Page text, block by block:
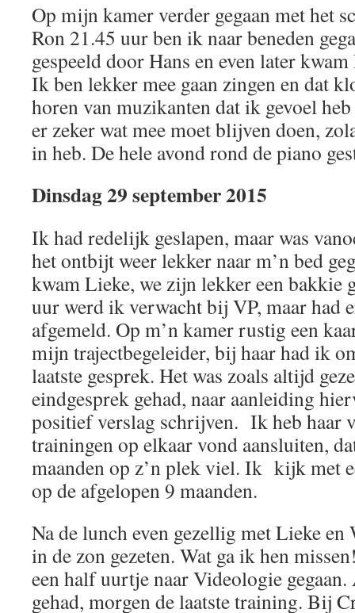
Op mijn kamer verder gegaan met het
Ron 21.45 uur ben ik naar beneden
gespeeld door Hans en even later
Ik ben lekker mee gaan zingen en dat
horen van muzikanten dat ik gevoel
er zeker wat mee moet blijven doen,
in heb. De hele avond rond de piano
Dinsdag 29 september 2015
Ik had redelijk geslapen, maar was
het ontbijt weer lekker naar m’n bed
kwam Lieke, we zijn lekker een bakkie
uur werd ik verwacht bij VP, maar had
afgemeld. Op m’n kamer rustig een
mijn trajectbegeleider, bij haar had ik
laatste gesprek. Het was zoals altijd
eindgesprek gehad, naar aanleiding
positief verslag schrijven. Ik heb haar
trainingen op elkaar vond aansluiten,
maanden op z’n plek viel. Ik kijk met
op de afgelopen 9 maanden.
Na de lunch even gezellig met Lieke
in de zon gezeten. Wat ga ik hen
een half uurtje naar Videologie
gehad, morgen de laatste training. Bij